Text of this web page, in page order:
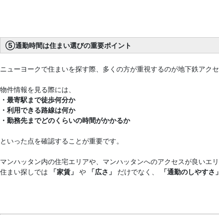
⑤通勤時間は住まい選びの重要ポイント
ニューヨークで住まいを探す際、多くの方が重視するのが地下鉄アク
物件情報を見る際には、
・最寄駅まで徒歩何分か
・利用できる路線は何か
・勤務先までどのくらいの時間がかかるか
といった点を確認することが重要です。
マンハッタン内の住宅エリアや、マンハッタンへのアクセスが良いエ
住まい探しでは
「家賃」 や 「広さ」 だけでなく、 「通勤のしやす